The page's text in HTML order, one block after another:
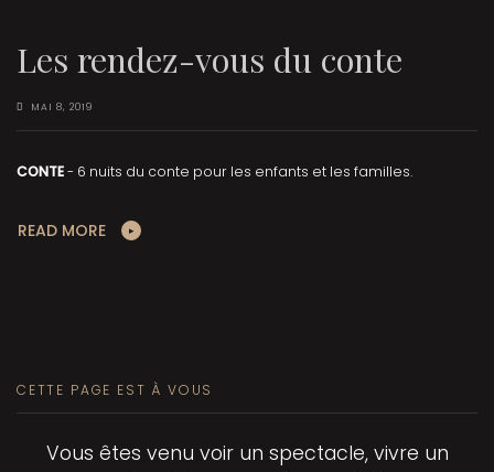
Les rendez-vous du conte
MAI 8, 2019
CONTE- 6 nuits du conte pour les enfants et les familles.
READ MORE
CETTE PAGE EST À VOUS
Vous êtes venu voir un spectacle, vivre un